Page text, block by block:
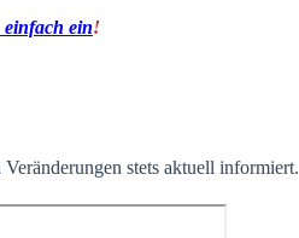
einfach ein!
stets aktuell informiert.